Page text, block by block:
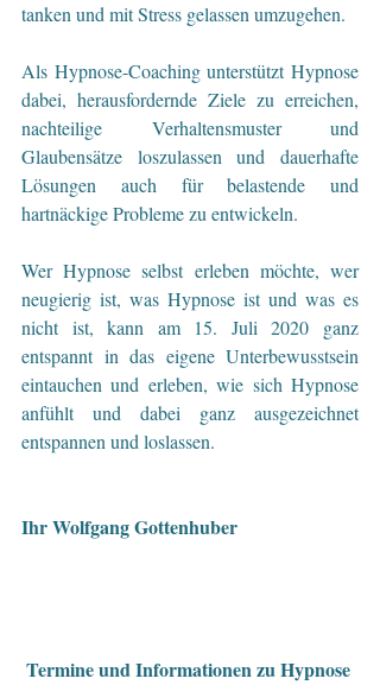
tanken und mit Stress gelassen umzugehen.
Als Hypnose-Coaching unterstützt Hypnose
dabei, herausfordernde Ziele zu erreichen,
nachteilige Verhaltensmuster und
Glaubensätze loszulassen und dauerhafte
Lösungen auch für belastende und
hartnäckige Probleme zu entwickeln.
Wer Hypnose selbst erleben möchte, wer
neugierig ist, was Hypnose ist und was es
nicht ist, kann am 15. Juli 2020 ganz
entspannt in das eigene Unterbewusstsein
eintauchen und erleben, wie sich Hypnose
anfühlt und dabei ganz ausgezeichnet
entspannen und loslassen.
Ihr Wolfgang Gottenhuber
Termine und Informationen zu Hypnose